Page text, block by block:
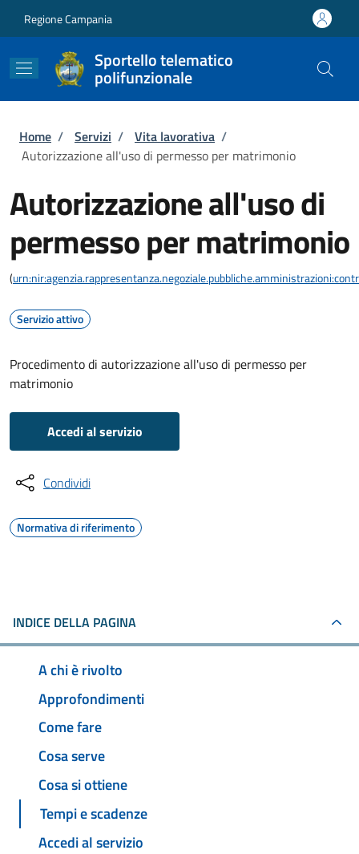
Regione Campania
Sportello telematico
polifunzionale
Briciole di pane
Home / Servizi / Vita lavorativa /
Autorizzazione all'uso di permesso per matrimonio
Autorizzazione all'uso di
permesso per matrimonio
(
Servizio attivo
Procedimento di autorizzazione all'uso di permesso per
matrimonio
Accedi al servizio
Condividi
Normativa di riferimento
INDICE DELLA PAGINA
A chi è rivolto
Approfondimenti
Come fare
Cosa serve
Cosa si ottiene
Tempi e scadenze
Accedi al servizio